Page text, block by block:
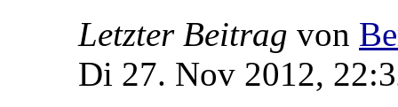
Letzter Beitrag von
Di 27. Nov 2012,